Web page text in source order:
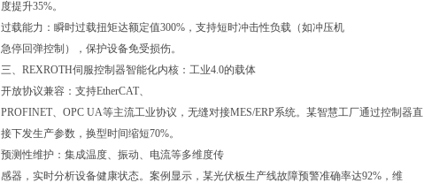
度提升35%。
过载能力：瞬时过载扭矩达额定值300%，支持短时冲击性负载（如冲压机
急停回弹控制），保护设备免受损伤。
三、REXROTH伺服控制器智能化内核：工业4.0的载体
开放协议兼容：支持EtherCAT、
PROFINET、OPC UA等主流工业协议，无缝对接MES/ERP系统。某智慧工厂通过控制器直
接下发生产参数，换型时间缩短70%。
预测性维护：集成温度、振动、电流等多维度传
感器，实时分析设备健康状态。案例显示，某光伏板生产线故障预警准确率达92%，维